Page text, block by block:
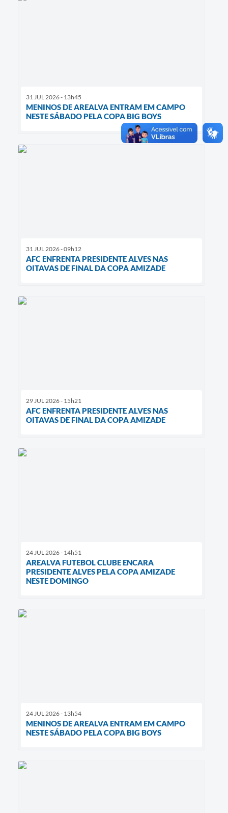
31 JUL 2026 - 13h45
MENINOS DE AREALVA ENTRAM EM CAMPO
NESTE SÁBADO PELA COPA BIG BOYS
31 JUL 2026 - 09h12
AFC ENFRENTA PRESIDENTE ALVES NAS
OITAVAS DE FINAL DA COPA AMIZADE
29 JUL 2026 - 15h21
AFC ENFRENTA PRESIDENTE ALVES NAS
OITAVAS DE FINAL DA COPA AMIZADE
24 JUL 2026 - 14h51
AREALVA FUTEBOL CLUBE ENCARA
PRESIDENTE ALVES PELA COPA AMIZADE
NESTE DOMINGO
24 JUL 2026 - 13h54
MENINOS DE AREALVA ENTRAM EM CAMPO
NESTE SÁBADO PELA COPA BIG BOYS